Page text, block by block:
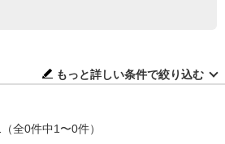
もっと詳しい条件で絞り込む
（全0件中1〜0件）